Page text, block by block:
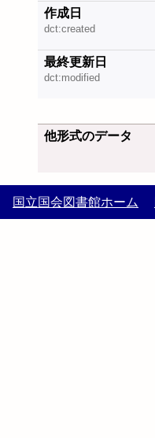
作成日
dct:created
最終更新日
dct:modified
他形式のデータ
国立国会図書館ホーム